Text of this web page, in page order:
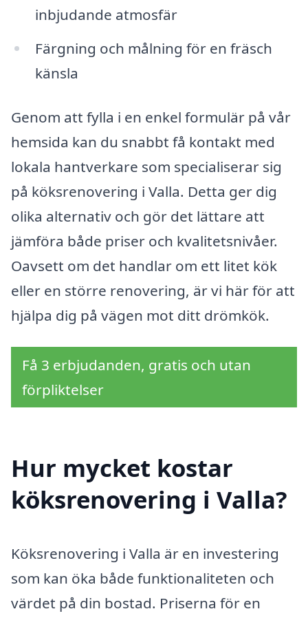
inbjudande atmosfär
Färgning och målning för en fräsch
känsla
Genom att fylla i en enkel formulär på vår
hemsida kan du snabbt få kontakt med
lokala hantverkare som specialiserar sig
på köksrenovering i Valla. Detta ger dig
olika alternativ och gör det lättare att
jämföra både priser och kvalitetsnivåer.
Oavsett om det handlar om ett litet kök
eller en större renovering, är vi här för att
hjälpa dig på vägen mot ditt drömkök.
Få 3 erbjudanden, gratis och utan
förpliktelser
Hur mycket kostar
köksrenovering i Valla?
Köksrenovering i Valla är en investering
som kan öka både funktionaliteten och
värdet på din bostad. Priserna för en